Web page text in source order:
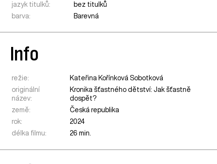
jazyk titulků:
bez titulků
barva:
Barevná
Info
režie:
Kateřina Kořínková Sobotková
originální
název:
Kronika šťastného dětství: Jak šťastně
dospět?
země:
Česká republika
rok:
2024
délka filmu:
26 min.